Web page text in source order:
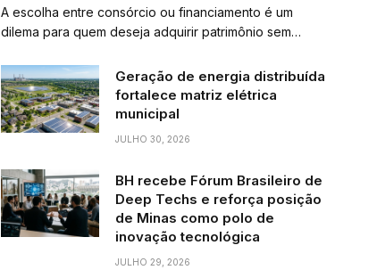
A escolha entre consórcio ou financiamento é um
dilema para quem deseja adquirir patrimônio sem…
Geração de energia distribuída
fortalece matriz elétrica
municipal
JULHO 30, 2026
BH recebe Fórum Brasileiro de
Deep Techs e reforça posição
de Minas como polo de
inovação tecnológica
JULHO 29, 2026